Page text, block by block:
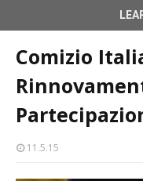
lorenzo
Comizio
11.5.15